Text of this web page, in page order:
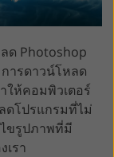
ด Photoshop
ารดาวน์โหลด
ให้คอมพิวเตอร์
โปรแกรมที่ไม่
ขรูปภาพที่มี
รา